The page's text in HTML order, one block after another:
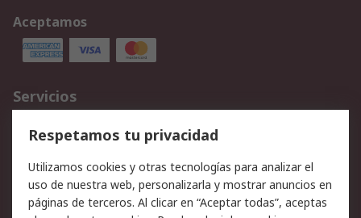
Aceptamos
Servicios
Cómo realizar pedidos
Devoluciones
Facturación y pago
Ofertas
Soporte técnico
Legal
Respetamos tu privacidad
Utilizamos cookies y otras tecnologías para analizar el
uso de nuestra web, personalizarla y mostrar anuncios en
páginas de terceros. Al clicar en “Aceptar todas”, aceptas